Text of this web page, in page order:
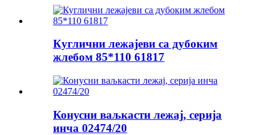
Куглични лежајеви са дубоким
жлебом 85*110 61817
Конусни ваљкасти лежај, серија
инча 02474/20